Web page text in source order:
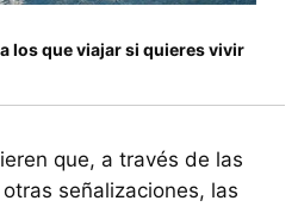
los que viajar si quieres vivir
que, a través de las
señalizaciones, las